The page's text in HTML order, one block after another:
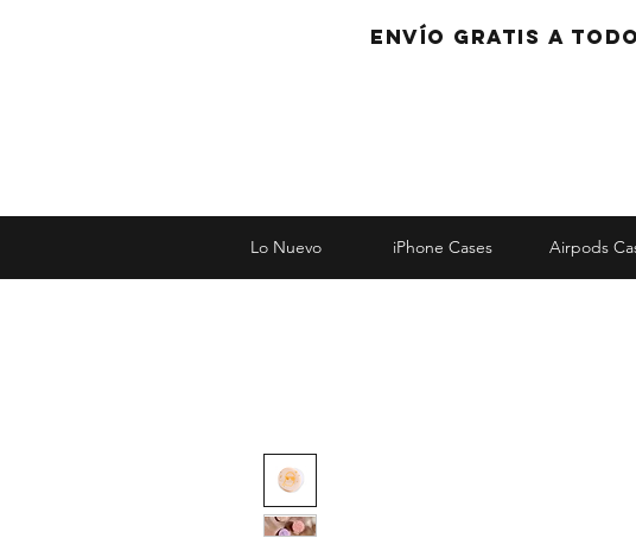
Envío gratis a
Lo Nuevo iPhone Cases Airpods